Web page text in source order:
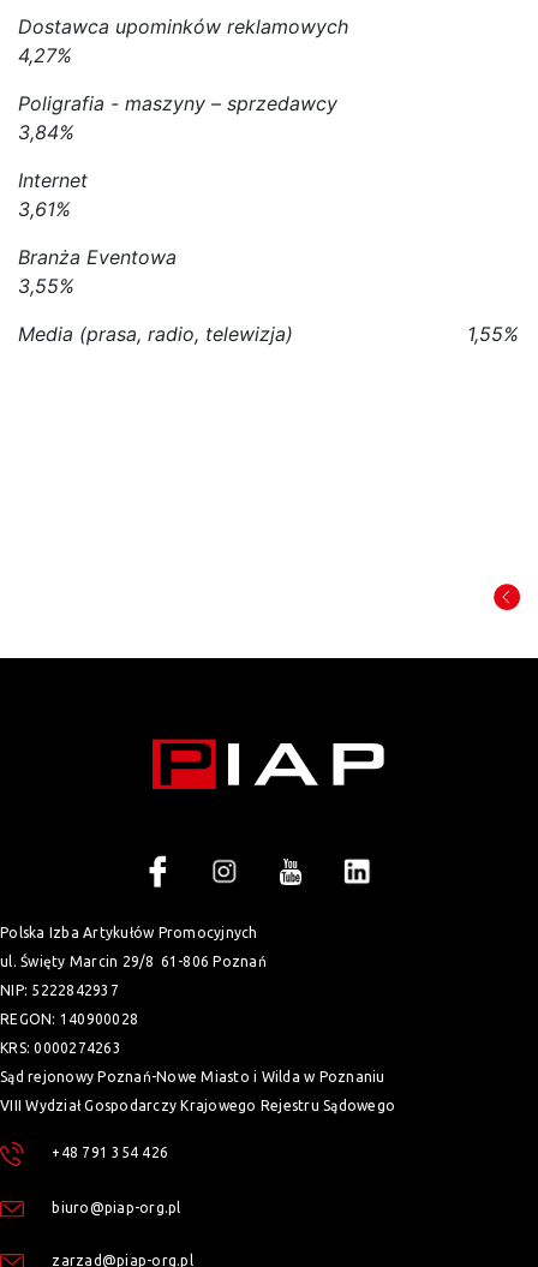
Dostawca upominków reklamowych
4,27%
Poligrafia - maszyny – sprzedawcy
3,84%
Internet
3,61%
Branża Eventowa
3,55%
Media (prasa, radio, telewizja) 1,55%
Polska Izba Artykułów Promocyjnych
ul. Święty Marcin 29/8 61-806 Poznań
NIP: 5222842937
REGON: 140900028
KRS: 0000274263
Sąd rejonowy Poznań-Nowe Miasto i Wilda w Poznaniu
VIII Wydział Gospodarczy Krajowego Rejestru Sądowego
+48 791 354 426
biuro@piap-org.pl
zarzad@piap-org.pl